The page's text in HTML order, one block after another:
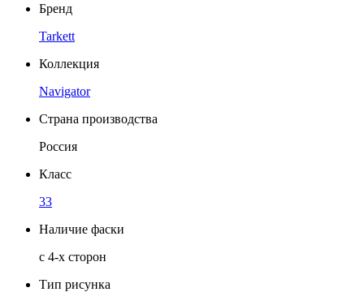
Бренд
Tarkett
Коллекция
Navigator
Страна производства
Россия
Класс
33
Наличие фаски
с 4-х сторон
Тип рисунка